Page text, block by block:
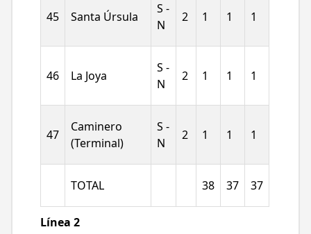
45 Santa Úrsula
S -
N
2 1 1 1
46 La Joya
S -
N
2 1 1 1
47
Caminero
(Terminal)
S -
N
2 1 1 1
TOTAL 38 37 37
Línea 2